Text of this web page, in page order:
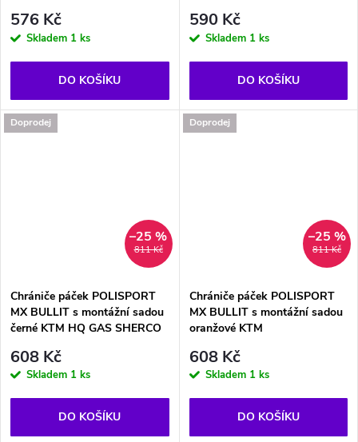
576 Kč
Skladem 1 ks
DO KOŠÍKU
590 Kč
Skladem 1 ks
DO KOŠÍKU
Doprodej
811 Kč
–25 %
Chrániče páček POLISPORT
MX BULLIT s montážní sadou
černé KTM HQ GAS SHERCO
608 Kč
Skladem 1 ks
DO KOŠÍKU
Doprodej
811 Kč
–25 %
Chrániče páček POLISPORT
MX BULLIT s montážní sadou
oranžové KTM
608 Kč
Skladem 1 ks
DO KOŠÍKU